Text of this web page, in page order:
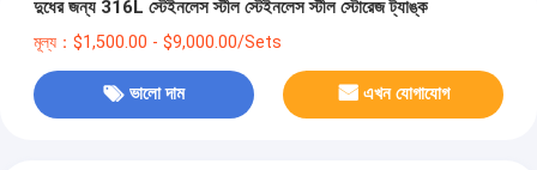
দুধের জন্য 316L স্টেইনলেস স্টীল স্টেইনলেস স্টীল স্টোরেজ ট্যাঙ্ক
মূল্য：$1,500.00 - $9,000.00/Sets
ভালো দাম এখন যোগাযোগ